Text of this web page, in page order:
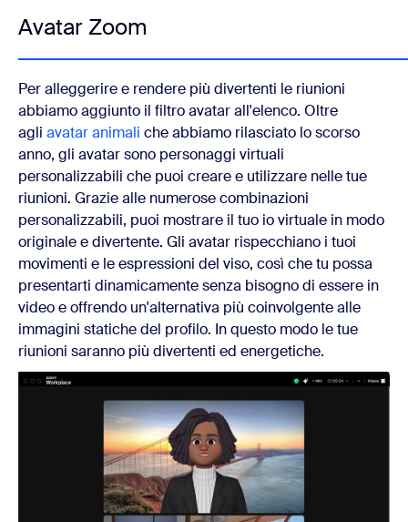
Avatar Zoom
Per alleggerire e rendere più divertenti le riunioni
abbiamo aggiunto il filtro avatar all'elenco. Oltre
agli avatar animali che abbiamo rilasciato lo scorso
anno, gli avatar sono personaggi virtuali
personalizzabili che puoi creare e utilizzare nelle tue
riunioni. Grazie alle numerose combinazioni
personalizzabili, puoi mostrare il tuo io virtuale in modo
originale e divertente. Gli avatar rispecchiano i tuoi
movimenti e le espressioni del viso, così che tu possa
presentarti dinamicamente senza bisogno di essere in
video e offrendo un'alternativa più coinvolgente alle
immagini statiche del profilo. In questo modo le tue
riunioni saranno più divertenti ed energetiche.